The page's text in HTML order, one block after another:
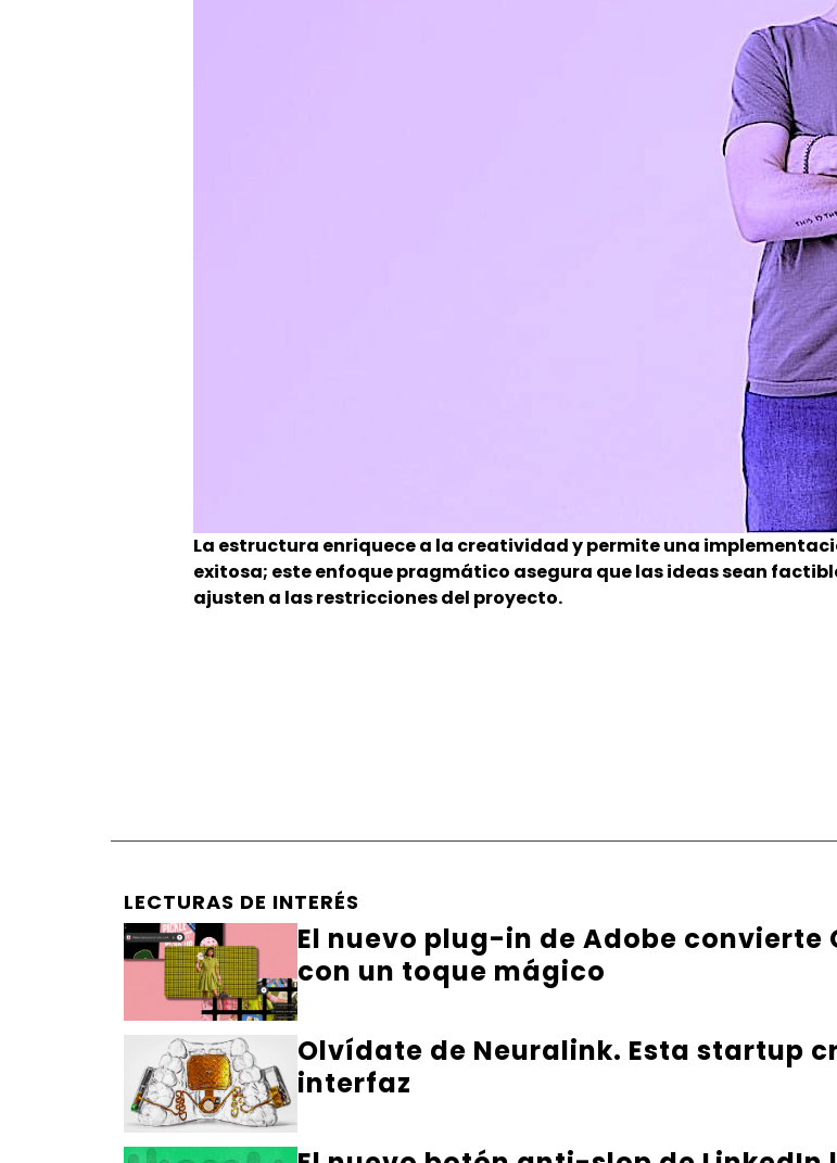
La estructura enriquece a la creatividad y permite una
exitosa; este enfoque pragmático asegura que las ideas sean
ajusten a las restricciones del proyecto.
LECTURAS DE INTERÉS
El nuevo plug-in de Adobe convierte
con un toque mágico
Olvídate de Neuralink. Esta startup
interfaz